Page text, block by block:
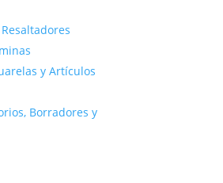
y Artículos
Borradores y